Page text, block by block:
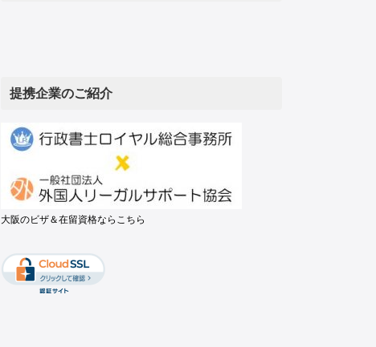
提携企業のご紹介
大阪のビザ＆在留資格ならこちら